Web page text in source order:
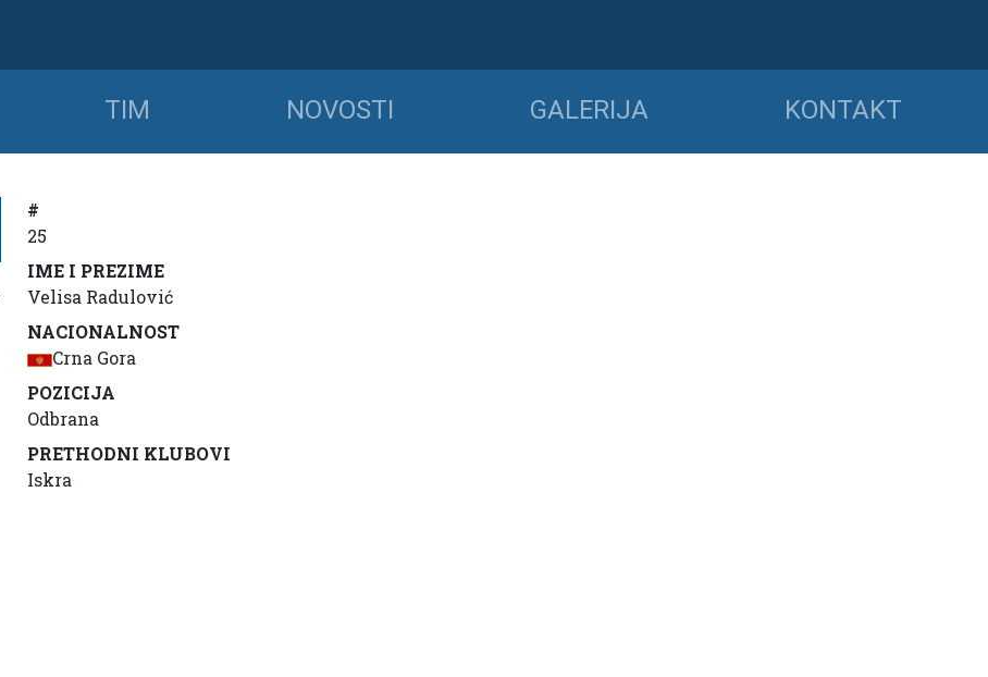
TIM NOVOSTI GALERIJA KONTAKT
#
25
IME I PREZIME
Velisa Radulović
NACIONALNOST
Crna Gora
POZICIJA
Odbrana
PRETHODNI KLUBOVI
Iskra